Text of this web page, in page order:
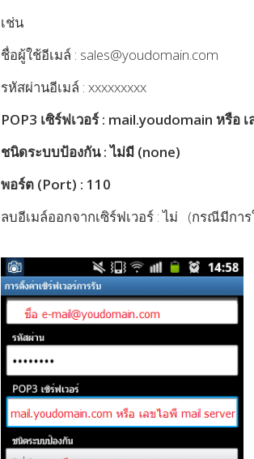
เช่น
ชื่อผู้ใช้อีเมล์ : sales@youdomain.com
รหัสผ่านอีเมล์ : xxxxxxxxx
POP3 เซิร์ฟเวอร์ : mail.youdomain หรือ
ชนิดระบบป้องกัน : ไม่มี (none)
พอร์ต (Port) : 110
ลบอีเมล์ออกจากเซิร์ฟเวอร์ : ไม่ (กรณีมีก